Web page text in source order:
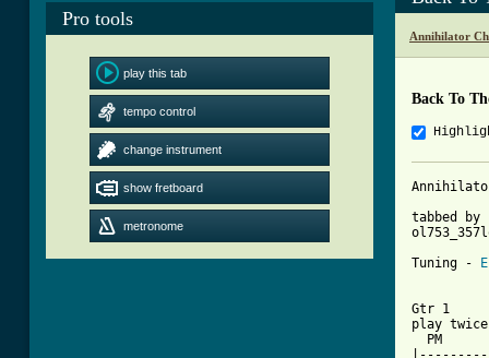
Pro tools
play this tab
tempo control
change instrument
show fretboard
metronome
Annihilator
Back To
tabbed by
Tuning -
E